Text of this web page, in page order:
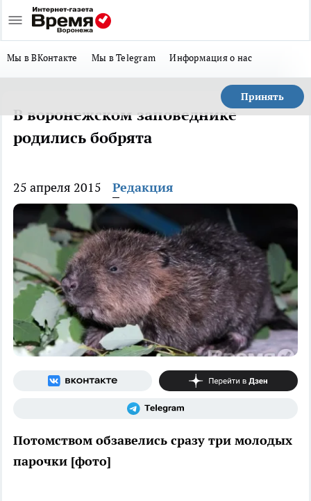
Мы в ВКонтакте Мы в Telegram Информация о нас
Принять
В воронежском заповеднике
родились бобрята
25 апреля 2015 Редакция
Потомством обзавелись сразу три молодых
парочки [фото]